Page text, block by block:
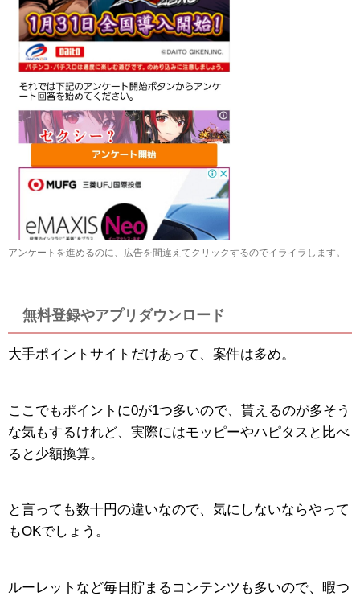
アンケートを進めるのに、広告を間違えてクリックするのでイライラします。
無料登録やアプリダウンロード
大手ポイントサイトだけあって、案件は多め。
ここでもポイントに0が1つ多いので、貰えるのが多そう
な気もするけれど、実際にはモッピーやハピタスと比べ
ると少額換算。
と言っても数十円の違いなので、気にしないならやって
もOKでしょう。
ルーレットなど毎日貯まるコンテンツも多いので、暇つ